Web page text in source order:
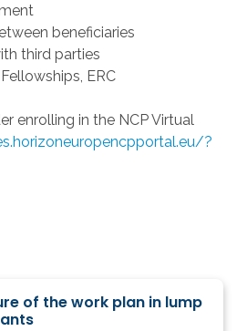
beneficiaries
third parties
ERC
enrolling in the NCP Virtual
?
of the work plan in lump